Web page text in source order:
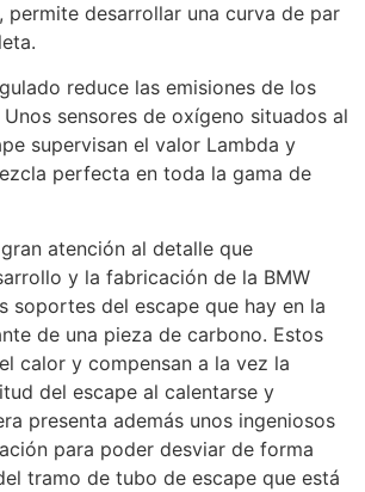
permite desarrollar una curva de par
reduce las emisiones de los
sensores de oxígeno situados al
supervisan el valor Lambda y
perfecta en toda la gama de
atención al detalle que
y la fabricación de la BMW
soportes del escape que hay en la
de una pieza de carbono. Estos
calor y compensan a la vez la
del escape al calentarse y
presenta además unos ingeniosos
para poder desviar de forma
tramo de tubo de escape que está